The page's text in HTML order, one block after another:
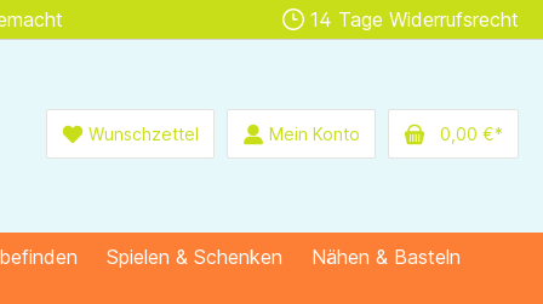
14 Tage Widerrufsrecht
Wunschzettel Mein Konto 0,00 €*
Spielen & Schenken
Nähen & Basteln